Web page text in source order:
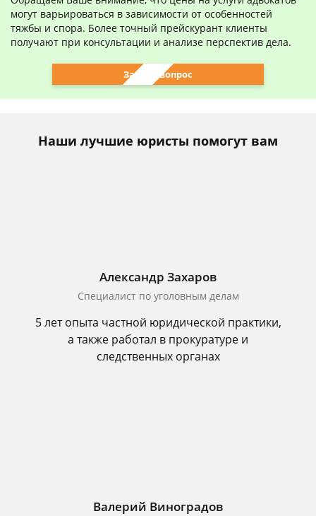
могут варьироваться в зависимости от особенностей
тяжбы и спора. Более точный прейскурант клиенты
получают при консультации и анализе перспектив дела.
Задать вопрос
Наши лучшие юристы помогут вам
Александр Захаров
Специалист по уголовным делам
5 лет опыта частной юридической практики,
а также работал в прокуратуре и
следственных органах
Валерий Виноградов